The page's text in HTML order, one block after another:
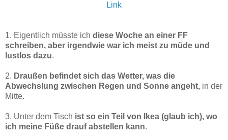
Link
1. Eigentlich müsste ich diese Woche an einer FF
schreiben, aber irgendwie war ich meist zu müde und
lustlos dazu.
2. Draußen befindet sich das Wetter, was die
Abwechslung zwischen Regen und Sonne angeht, in der
Mitte.
3. Unter dem Tisch ist so ein Teil von Ikea (glaub ich), wo
ich meine Füße drauf abstellen kann.